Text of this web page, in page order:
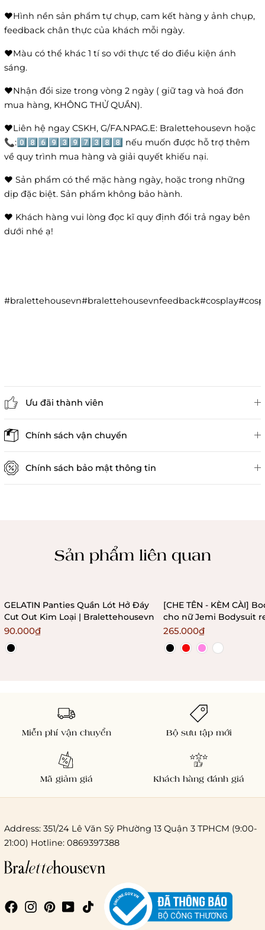
❤️Hình nền sản phẩm tự chụp, cam kết hàng y ảnh chụp,
feedback chân thực của khách mỗi ngày.
❤️Màu có thể khác 1 tí so với thực tế do điều kiện ánh
sáng.
❤️Nhận đổi size trong vòng 2 ngày ( giữ tag và hoá đơn
mua hàng, KHÔNG THỬ QUẦN).
❤️Liên hệ ngay CSKH, G/FA.NPAG.E: Bralettehousevn hoặc
📞:0️⃣8️⃣6️⃣9️⃣3️⃣9️⃣7️⃣3️⃣8️⃣8️⃣ nếu muốn được hỗ trợ thêm
về quy trình mua hàng và giải quyết khiếu nại.
❤️ Sản phẩm có thể mặc hàng ngày, hoặc trong những
dịp đặc biệt. Sản phẩm không bảo hành.
❤️ Khách hàng vui lòng đọc kĩ quy định đổi trả ngay bên
dưới nhé ạ!
Ưu đãi thành viên
Chính sách vận chuyển
Chi phí giao hàng
Giao hàng trong ngày (hoả tốc)
Chính sách bảo mật thông tin
Sản phẩm liên quan
GELATIN Panties Quần Lót Hở Đáy
Cut Out Kim Loại | Bralettehousevn
90.000₫
[CHE TÊN - KÈM CÀI]
cho nữ Jemi Bodysuit
không gọng không
Bralettehousevn
265.000₫
Miễn phí vận chuyển Bộ sưu tập mới
Mã giảm giá Khách hàng đánh giá
Address: 351/24 Lê Văn Sỹ Phường 13 Quận 3 TPHCM (9:00-
21:00) Hotline: 0869397388